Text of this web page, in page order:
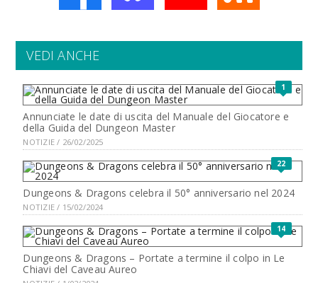
VEDI ANCHE
1
Annunciate le date di uscita del Manuale del Giocatore e
della Guida del Dungeon Master
NOTIZIE / 26/02/2025
22
Dungeons & Dragons celebra il 50° anniversario nel 2024
NOTIZIE / 15/02/2024
14
Dungeons & Dragons – Portate a termine il colpo in Le
Chiavi del Caveau Aureo